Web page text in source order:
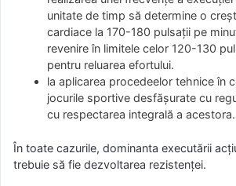
unitate de timp să determine o
cardiace la 170-180 pulsaţii pe
revenire în limitele celor 120-130
pentru reluarea efortului.
la aplicarea procedeelor tehnice în
jocurile sportive desfăşurate cu
cu respectarea integrală a acestora.
În toate cazurile, dominanta executării
trebuie să fie dezvoltarea rezistenţei.